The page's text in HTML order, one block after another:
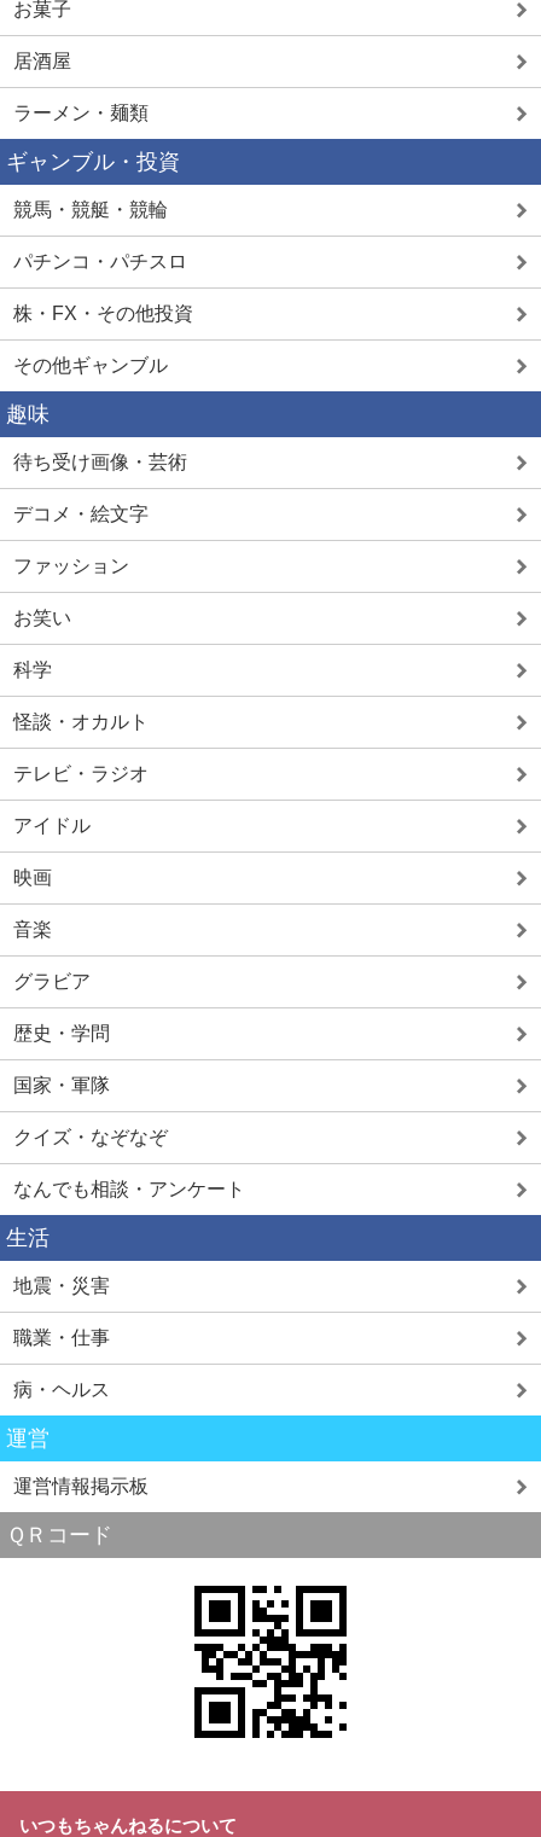
お菓子
居酒屋
ラーメン・麺類
ギャンブル・投資
競馬・競艇・競輪
パチンコ・パチスロ
株・FX・その他投資
その他ギャンブル
趣味
待ち受け画像・芸術
デコメ・絵文字
ファッション
お笑い
科学
怪談・オカルト
テレビ・ラジオ
アイドル
映画
音楽
グラビア
歴史・学問
国家・軍隊
クイズ・なぞなぞ
なんでも相談・アンケート
生活
地震・災害
職業・仕事
病・ヘルス
運営
運営情報掲示板
ＱＲコード
いつもちゃんねるについて